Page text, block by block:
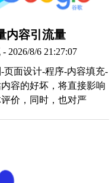
内容引流量
2026/8/6 21:27:07
页面设计-程序-内容填充-
容的好坏，将直接影响
价，同时，也对严